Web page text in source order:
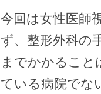
今回は女性医師
ず、整形外科の
までかかること
ている病院でな